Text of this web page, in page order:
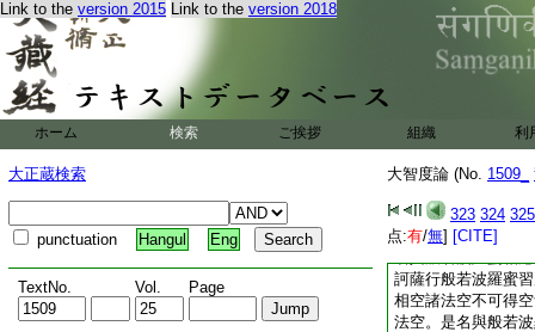
Link to the version 2015 Link to the version 2018
ホーム 検索 ご挨拶 組織 利
大正蔵検索
punctuation Hangul Eng
TextNo. Vol. Page
大智度論 (No. 1509_
323 324 325
点:有/無] [CITE]
空。以是故汝不應
何不空。如是等種
一切法空。習者隨
薩亦隨是相。以智
不減。是名相應。
若波羅蜜滅諸觀法
邊。是爲與般若相應
＊經復次舍利弗。
訶薩行般若波羅蜜
相空諸法空不可得
法空。是名與般若